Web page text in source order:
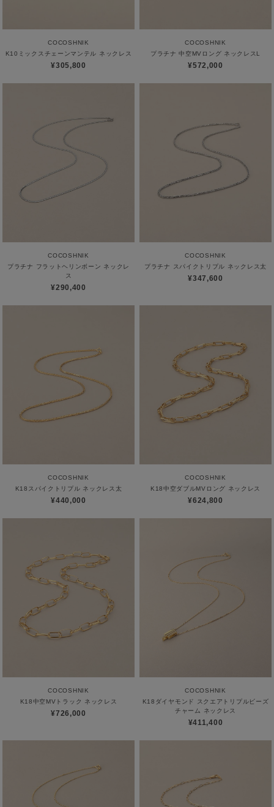
COCOSHNIK
K10ミックスチェーンマンテル ネックレス
¥305,800
COCOSHNIK
プラチナ 中空MVロング ネックレスL
¥572,000
COCOSHNIK
プラチナ フラットヘリンボーン ネックレ
ス
¥290,400
COCOSHNIK
プラチナ スパイクトリプル ネックレス太
¥347,600
COCOSHNIK
K18スパイクトリプル ネックレス太
¥440,000
COCOSHNIK
K18中空ダブルMVロング ネックレス
¥624,800
COCOSHNIK
K18中空MVトラック ネックレス
¥726,000
COCOSHNIK
K18ダイヤモンド スクエアトリプルビーズ
チャーム ネックレス
¥411,400